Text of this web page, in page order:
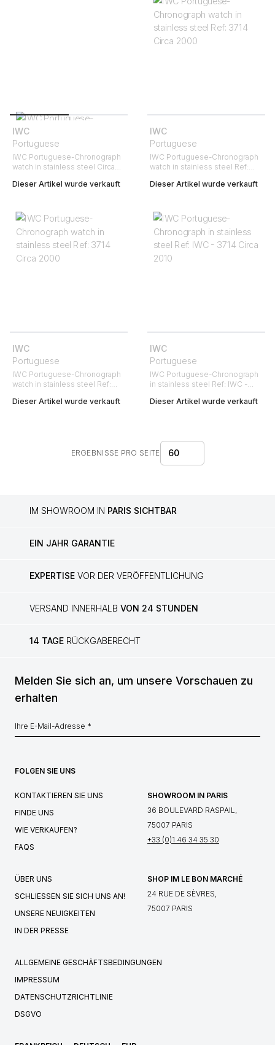
IWC
Portuguese
IWC Portuguese-Chronograph
watch in stainless steel Circa
Dieser Artikel wurde verkauft
IWC
Portuguese
IWC Portuguese-Chronograph
watch in stainless steel Ref:
Dieser Artikel wurde verkauft
IWC
Portuguese
IWC Portuguese-Chronograph
watch in stainless steel Ref:
Dieser Artikel wurde verkauft
IWC
Portuguese
IWC Portuguese-Chronograph
in stainless steel Ref: IWC -
Dieser Artikel wurde verkauft
ERGEBNISSE PRO SEITE 60
IM SHOWROOM IN PARIS SICHTBAR
EIN JAHR GARANTIE
EXPERTISE VOR DER VERÖFFENTLICHUNG
VERSAND INNERHALB VON 24 STUNDEN
14 TAGE RÜCKGABERECHT
Melden Sie sich an, um unsere Vorschauen zu
erhalten
FOLGEN SIE UNS
KONTAKTIEREN SIE UNS
FINDE UNS
WIE VERKAUFEN?
FAQS
SHOWROOM IN PARIS
36 BOULEVARD RASPAIL,
75007 PARIS
+33 (0)1 46 34 35 30
ÜBER UNS
SCHLIESSEN SIE SICH UNS AN!
UNSERE NEUIGKEITEN
IN DER PRESSE
SHOP IM LE BON MARCHÉ
24 RUE DE SÈVRES,
75007 PARIS
ALLGEMEINE GESCHÄFTSBEDINGUNGEN
IMPRESSUM
DATENSCHUTZRICHTLINIE
DSGVO